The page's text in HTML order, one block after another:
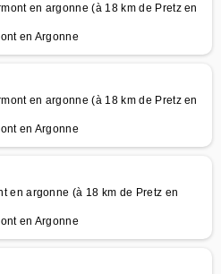
en argonne (à 18 km de Pretz en
en Argonne
en argonne (à 18 km de Pretz en
en Argonne
en argonne (à 18 km de Pretz en
en Argonne